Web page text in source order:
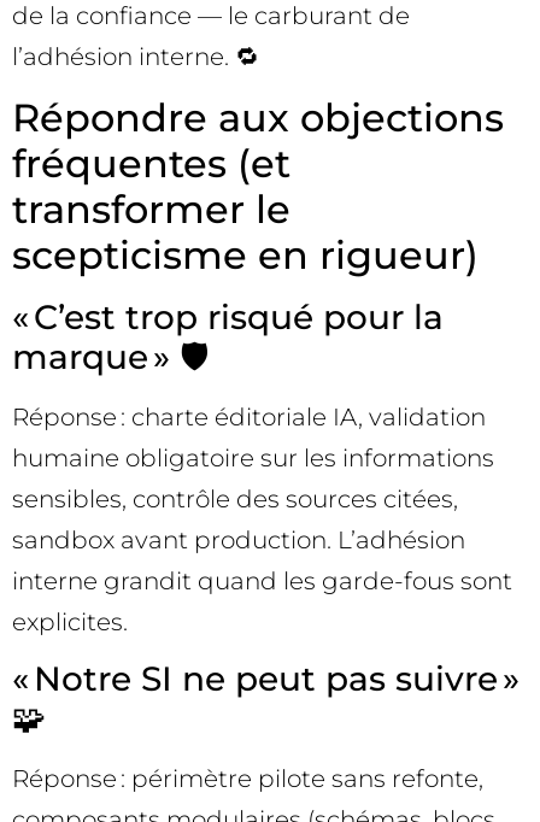
de la confiance — le carburant de
l’adhésion interne. 🔁
Répondre aux objections
fréquentes (et
transformer le
scepticisme en rigueur)
« C’est trop risqué pour la
marque » 🛡️
Réponse : charte éditoriale IA, validation
humaine obligatoire sur les informations
sensibles, contrôle des sources citées,
sandbox avant production. L’adhésion
interne grandit quand les garde-fous sont
explicites.
« Notre SI ne peut pas suivre »
🧩
Réponse : périmètre pilote sans refonte,